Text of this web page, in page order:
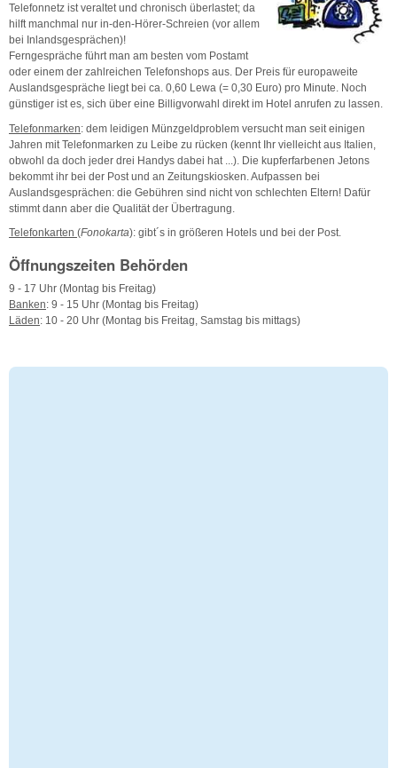
Telefonnetz ist veraltet und chronisch überlastet; da
hilft manchmal nur in-den-Hörer-Schreien (vor allem
bei Inlandsgesprächen)!
Ferngespräche führt man am besten vom Postamt
oder einem der zahlreichen Telefonshops aus. Der Preis für europaweite
Auslandsgespräche liegt bei ca. 0,60 Lewa (= 0,30 Euro) pro Minute. Noch
günstiger ist es, sich über eine Billigvorwahl direkt im Hotel anrufen zu lassen.
Telefonmarken: dem leidigen Münzgeldproblem versucht man seit einigen
Jahren mit Telefonmarken zu Leibe zu rücken (kennt Ihr vielleicht aus Italien,
obwohl da doch jeder drei Handys dabei hat ...). Die kupferfarbenen Jetons
bekommt ihr bei der Post und an Zeitungskiosken. Aufpassen bei
Auslandsgesprächen: die Gebühren sind nicht von schlechten Eltern! Dafür
stimmt dann aber die Qualität der Übertragung.
Telefonkarten (Fonokarta): gibt´s in größeren Hotels und bei der Post.
Öffnungszeiten Behörden
9 - 17 Uhr (Montag bis Freitag)
Banken: 9 - 15 Uhr (Montag bis Freitag)
Läden: 10 - 20 Uhr (Montag bis Freitag, Samstag bis mittags)